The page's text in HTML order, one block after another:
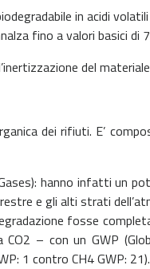
in acidi
fino a valori basici di
del
dei rifiuti. E’
hanno infatti un
e gli alti strati
fosse
– con un GWP
1 contro CH4 GWP: 21).